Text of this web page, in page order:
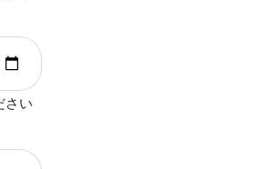
さい